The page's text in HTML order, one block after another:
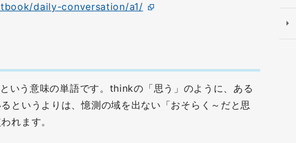
daily-conversation/a1/
いう意味の単語です。thinkの「思う」のように、ある
というよりは、憶測の域を出ない「おそらく～だと思
れます。